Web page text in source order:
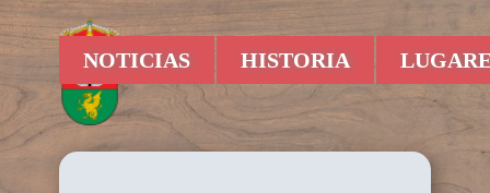
NOTICIAS HISTORIA